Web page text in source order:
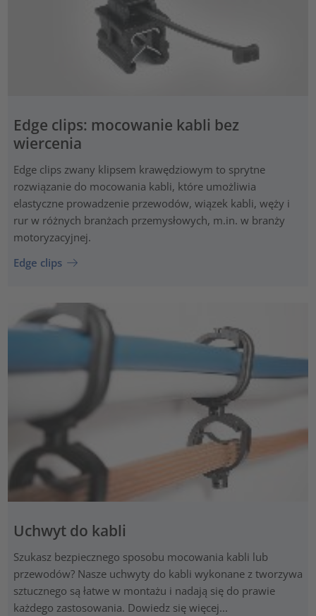
Edge clips: mocowanie kabli bez
wiercenia
Edge clips zwany klipsem krawędziowym to sprytne
rozwiązanie do mocowania kabli, które umożliwia
elastyczne prowadzenie przewodów, wiązek kabli, węży i
rur w różnych branżach przemysłowych, m.in. w branży
motoryzacyjnej.
Edge clips
Uchwyt do kabli
Szukasz bezpiecznego sposobu mocowania kabli lub
przewodów? Nasze uchwyty do kabli wykonane z tworzywa
sztucznego są łatwe w montażu i nadają się do prawie
każdego zastosowania. Dowiedz się więcej...